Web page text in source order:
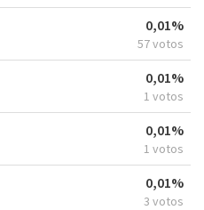
0,01%
57 votos
0,01%
1 votos
0,01%
1 votos
0,01%
3 votos